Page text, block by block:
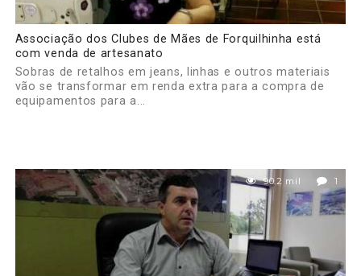
Associação dos Clubes de Mães de Forquilhinha está
com venda de artesanato
Sobras de retalhos em jeans, linhas e outros materiais
vão se transformar em renda extra para a compra de
equipamentos para a...
90.2 mil 1